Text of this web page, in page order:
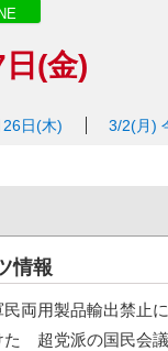
(金)
日(木) 3/2(月)
情報
両用製品輸出禁
た 超党派の国民会